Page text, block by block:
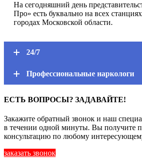
На сегодняшний день
Про» есть буквально на всех
городах Московской области.
24/7
Профессиональные наркологи
ЕСТЬ ВОПРОСЫ? ЗАДАВАЙТЕ!
Закажите обратный звонок и наш
в течении одной минуты. Вы получите
консультацию по любому
заказать звонок